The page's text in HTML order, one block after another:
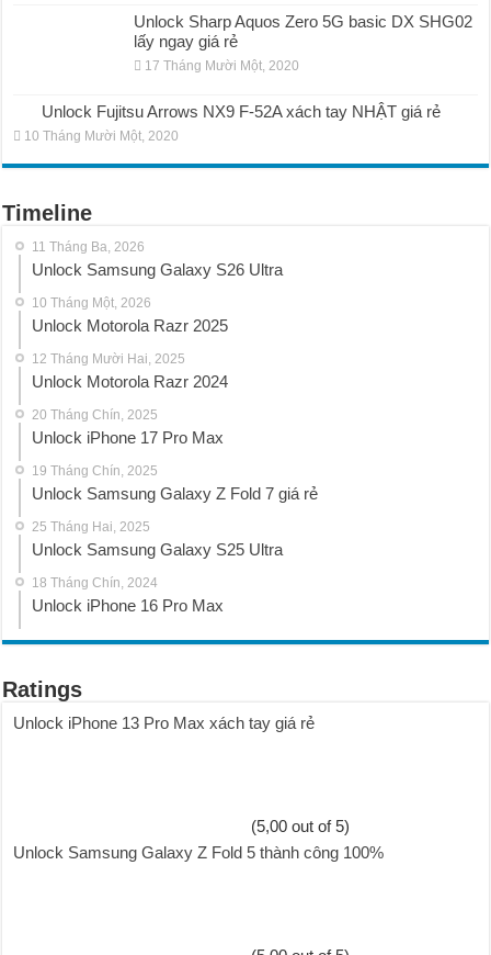
Unlock Sharp Aquos Zero 5G basic DX SHG02
lấy ngay giá rẻ
17 Tháng Mười Một, 2020
Unlock Fujitsu Arrows NX9 F-52A xách tay NHẬT giá rẻ
10 Tháng Mười Một, 2020
Timeline
11 Tháng Ba, 2026
Unlock Samsung Galaxy S26 Ultra
10 Tháng Một, 2026
Unlock Motorola Razr 2025
12 Tháng Mười Hai, 2025
Unlock Motorola Razr 2024
20 Tháng Chín, 2025
Unlock iPhone 17 Pro Max
19 Tháng Chín, 2025
Unlock Samsung Galaxy Z Fold 7 giá rẻ
25 Tháng Hai, 2025
Unlock Samsung Galaxy S25 Ultra
18 Tháng Chín, 2024
Unlock iPhone 16 Pro Max
Ratings
Unlock iPhone 13 Pro Max xách tay giá rẻ
(5,00 out of 5)
Unlock Samsung Galaxy Z Fold 5 thành công 100%